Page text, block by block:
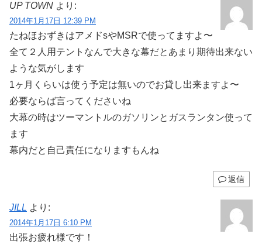
UP TOWN より:
2014年1月17日 12:39 PM
たねほおずきはアメドsやMSRで使ってますよ〜
全て２人用テントなんで大きな幕だとあまり期待出来ない
ような気がします
1ヶ月くらいは使う予定は無いのでお貸し出来ますよ〜
必要ならば言ってくださいね
大幕の時はツーマントルのガソリンとガスランタン使って
ます
幕内だと自己責任になりますもんね
返信
JILL より:
2014年1月17日 6:10 PM
出張お疲れ様です！